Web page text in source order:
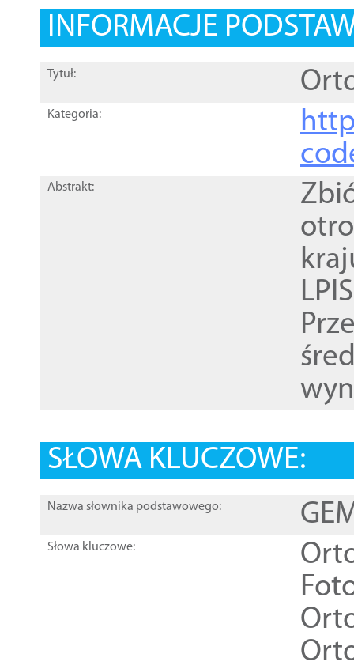
INFORMACJE
Tytuł:
Kategoria:
Abstrakt:
SŁOWA KLUCZOWE:
Nazwa słownika podstawowego:
Słowa kluczowe: